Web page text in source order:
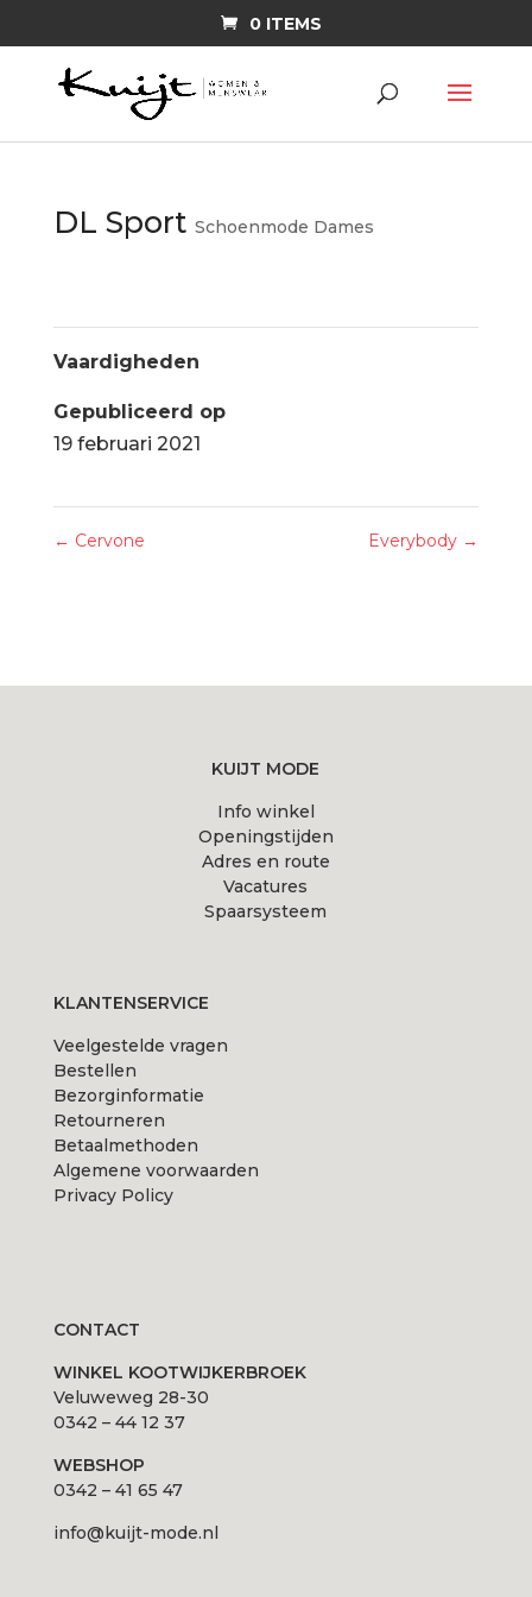
0 ITEMS
DL Sport Schoenmode Dames
Vaardigheden
Gepubliceerd op
19 februari 2021
← Cervone Everybody →
KUIJT MODE
Info winkel
Openingstijden
Adres en route
Vacatures
Spaarsysteem
KLANTENSERVICE
Veelgestelde vragen
Bestellen
Bezorginformatie
Retourneren
Betaalmethoden
Algemene voorwaarden
Privacy Policy
CONTACT
WINKEL KOOTWIJKERBROEK
Veluweweg 28-30
0342 – 44 12 37
WEBSHOP
0342 – 41 65 47
info@kuijt-mode.nl